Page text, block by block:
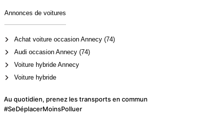
Annonces de voitures
Achat voiture occasion Annecy (74)
Audi occasion Annecy (74)
Voiture hybride Annecy
Voiture hybride
Au quotidien, prenez les transports en commun
#SeDéplacerMoinsPolluer